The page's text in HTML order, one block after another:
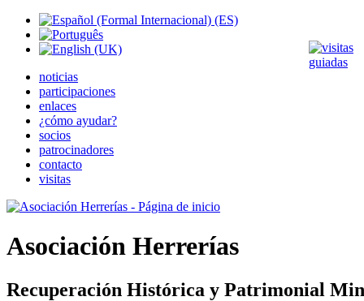
noticias
participaciones
enlaces
¿cómo ayudar?
socios
patrocinadores
contacto
visitas
Asociación Herrerías
Recuperación Histórica y Patrimonial